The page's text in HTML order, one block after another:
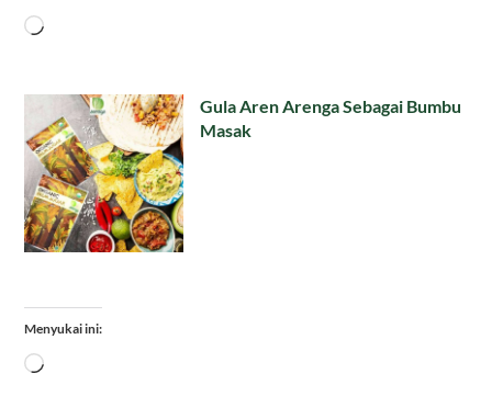
Memuat...
Gula Aren Arenga Sebagai Bumbu
Masak
Menyukai ini:
Memuat...